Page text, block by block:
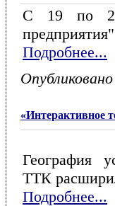
С 19 по 28
предприятия"
Подробнее...
«Интерактивное
География
ТТК
Подробнее...